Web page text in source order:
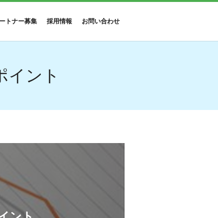
トナー募集 採用情報 お問い合わせ
イント